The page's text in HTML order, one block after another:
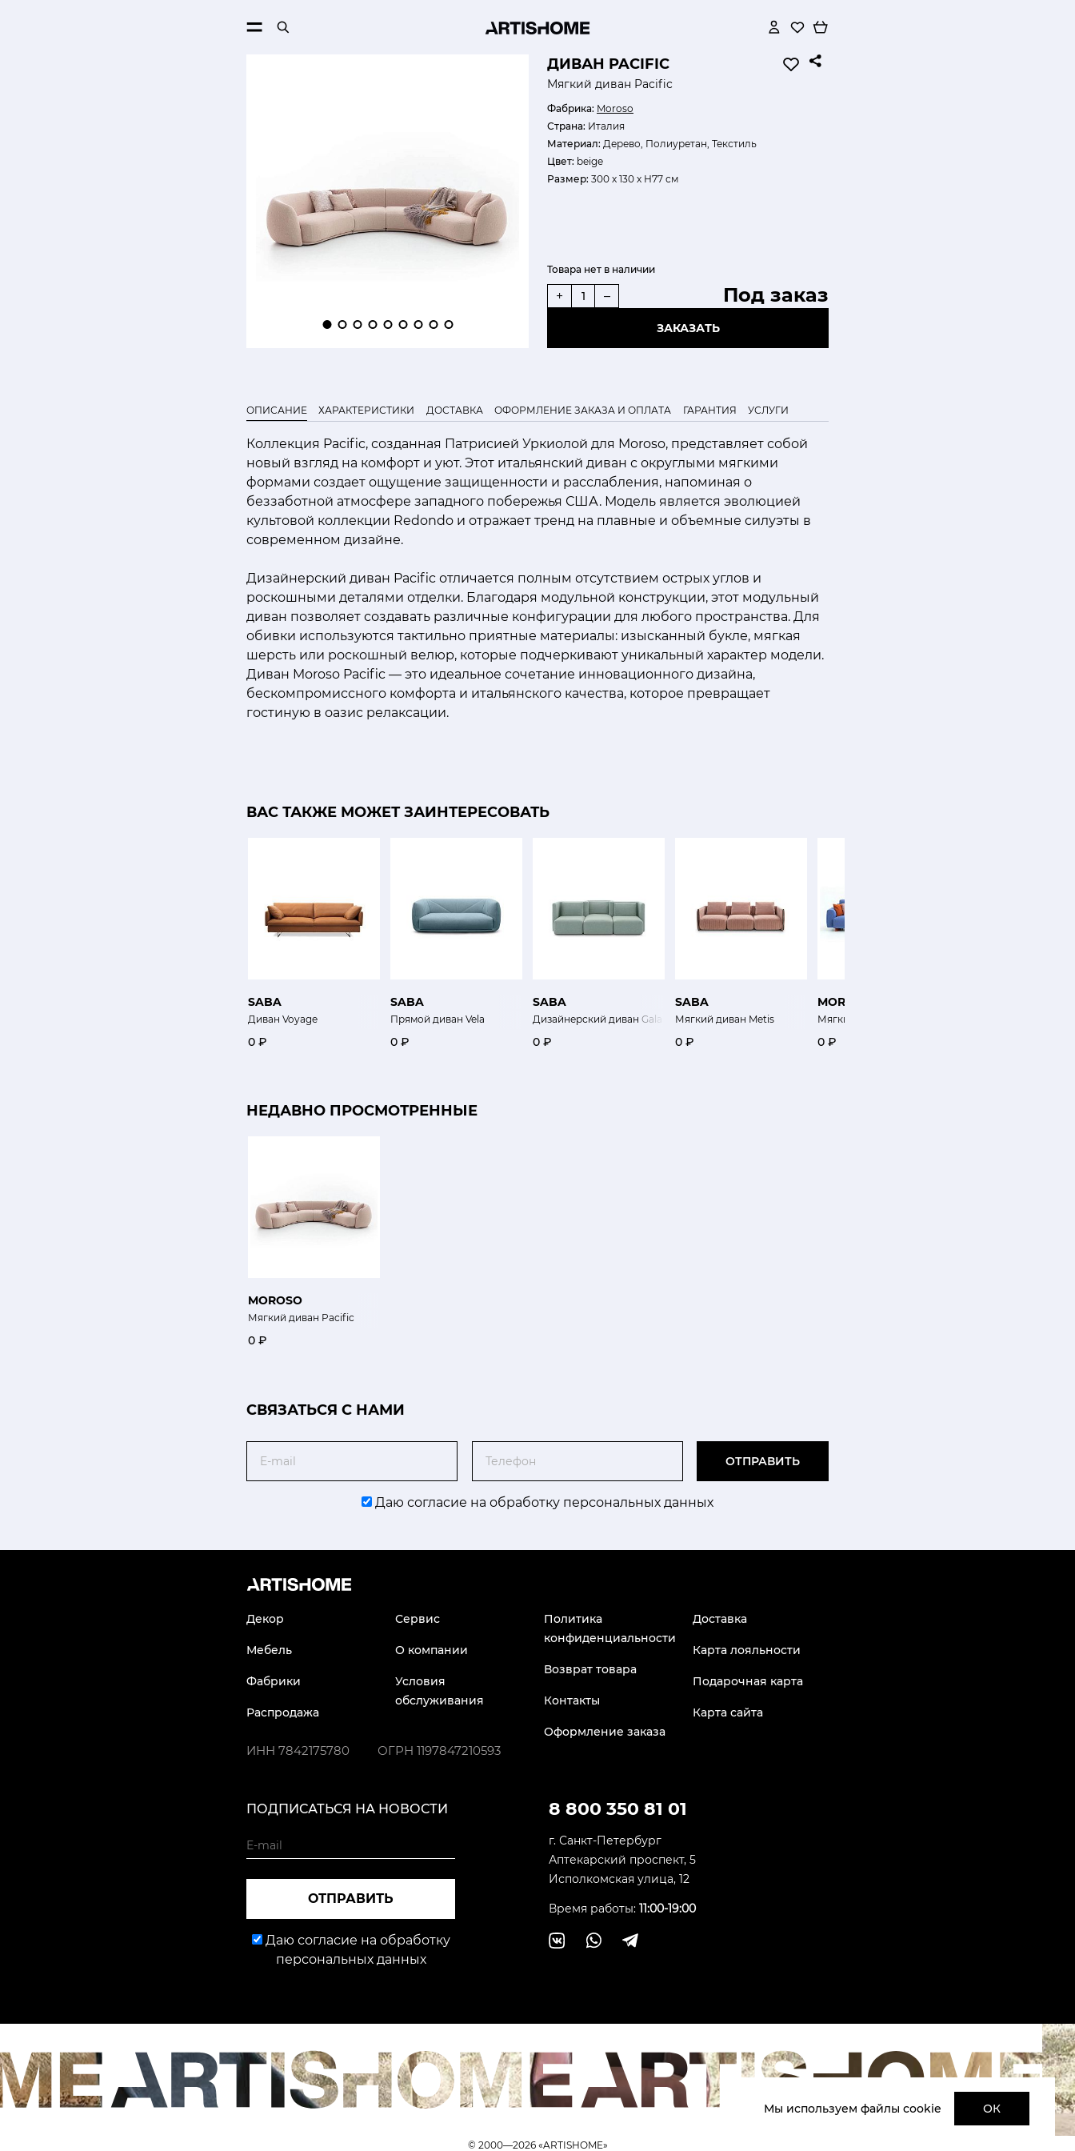
ДИВАН PACIFIC
Мягкий диван Pacific
Фабрика: Moroso
Страна: Италия
Материал: Дерево, Полиуретан, Текстиль
Цвет: beige
Размер: 300 х 130 х Н77 см
Товара нет в наличии
Под заказ
+ –
ЗАКАЗАТЬ
ОПИСАНИЕ ХАРАКТЕРИСТИКИ ДОСТАВКА ОФОРМЛЕНИЕ ЗАКАЗА И ОПЛАТА ГАРАНТИЯ УСЛУГИ
Коллекция Pacific, созданная Патрисией Уркиолой для Moroso, представляет собой
новый взгляд на комфорт и уют. Этот итальянский диван с округлыми мягкими
формами создает ощущение защищенности и расслабления, напоминая о
беззаботной атмосфере западного побережья США. Модель является эволюцией
культовой коллекции Redondo и отражает тренд на плавные и объемные силуэты в
современном дизайне.
Дизайнерский диван Pacific отличается полным отсутствием острых углов и
роскошными деталями отделки. Благодаря модульной конструкции, этот модульный
диван позволяет создавать различные конфигурации для любого пространства. Для
обивки используются тактильно приятные материалы: изысканный букле, мягкая
шерсть или роскошный велюр, которые подчеркивают уникальный характер модели.
Диван Moroso Pacific — это идеальное сочетание инновационного дизайна,
бескомпромиссного комфорта и итальянского качества, которое превращает
гостиную в оазис релаксации.
ВАС ТАКЖЕ МОЖЕТ ЗАИНТЕРЕСОВАТЬ
SABA
Диван Voyage
0 ₽
SABA
Прямой диван Vela
0 ₽
SABA
Дизайнерский диван Gala
0 ₽
SABA
Мягкий диван Metis
0 ₽
MOROSO
Мягкий диван Cuadra-soft
0 ₽
НЕДАВНО ПРОСМОТРЕННЫЕ
MOROSO
Мягкий диван Pacific
0 ₽
CВЯЗАТЬСЯ С НАМИ
ОТПРАВИТЬ
Даю согласие на обработку персональных данных
Декор
Мебель
Фабрики
Распродажа
Сервис
О компании
Условия
обслуживания
Политика
конфиденциальности
Возврат товара
Контакты
Оформление заказа
Доставка
Карта лояльности
Подарочная карта
Карта сайта
ИНН 7842175780 ОГРН 1197847210593
8 800 350 81 01
г. Санкт-Петербург
Аптекарский проспект, 5
Исполкомская улица, 12
Время работы: 11:00-19:00
ПОДПИСАТЬСЯ НА НОВОСТИ
ОТПРАВИТЬ
Даю согласие на обработку
персональных данных
© 2000—2026 «ARTISHOME»
Мы используем файлы cookie ОК